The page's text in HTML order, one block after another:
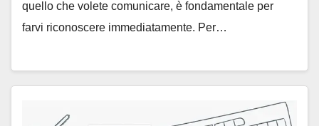
quello che volete comunicare, è fondamentale per
farvi riconoscere immediatamente. Per…